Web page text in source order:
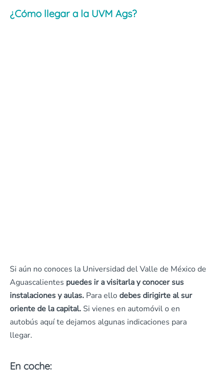
¿Cómo llegar a la UVM Ags?
Si aún no conoces la Universidad del Valle de México de
Aguascalientes puedes ir a visitarla y conocer sus
instalaciones y aulas. Para ello debes dirigirte al sur
oriente de la capital. Si vienes en automóvil o en
autobús aquí te dejamos algunas indicaciones para
llegar.
En coche: